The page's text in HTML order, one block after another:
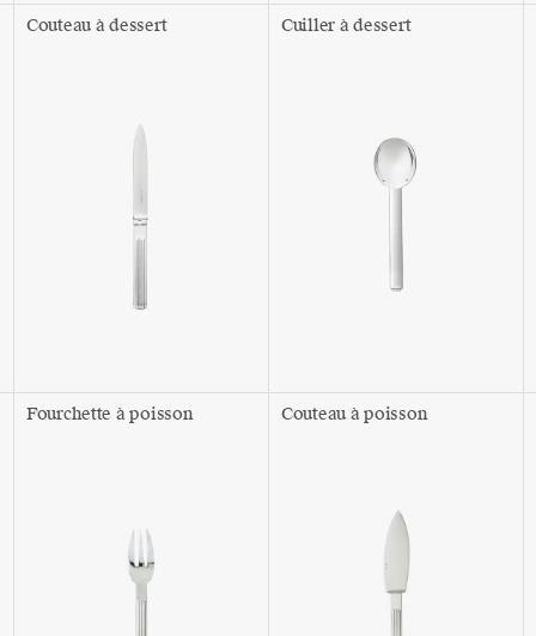
Couteau à dessert Cuiller à dessert
Fourchette à poisson Couteau à poisson